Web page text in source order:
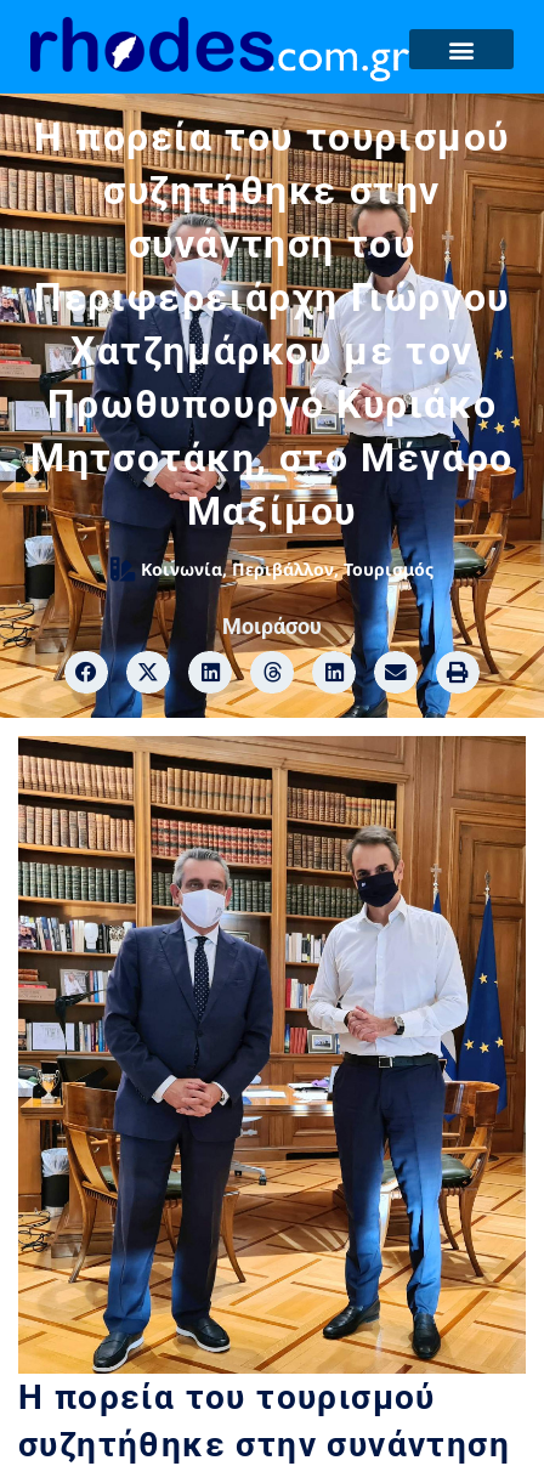
Η πορεία του τουρισμού
συζητήθηκε στην
συνάντηση του
Περιφερειάρχη Γιώργου
Χατζημάρκου με τον
Πρωθυπουργό Κυριάκο
Μητσοτάκη, στο Μέγαρο
Μαξίμου
Κοινωνία,Περιβάλλον,Τουρισμός
Μοιράσου
Η πορεία του τουρισμού
συζητήθηκε στην συνάντηση